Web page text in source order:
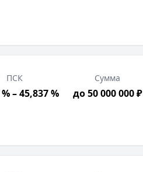
ПСК
– 45,837 %
Сумма
до 50 000 000 ₽